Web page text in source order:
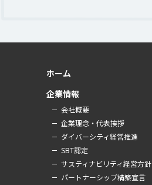
ホーム
企業情報
会社概要
企業理念・代表挨拶
ダイバーシティ経営推進
SBT認定
サスティナビリティ経営方針
パートナーシップ構築宣言